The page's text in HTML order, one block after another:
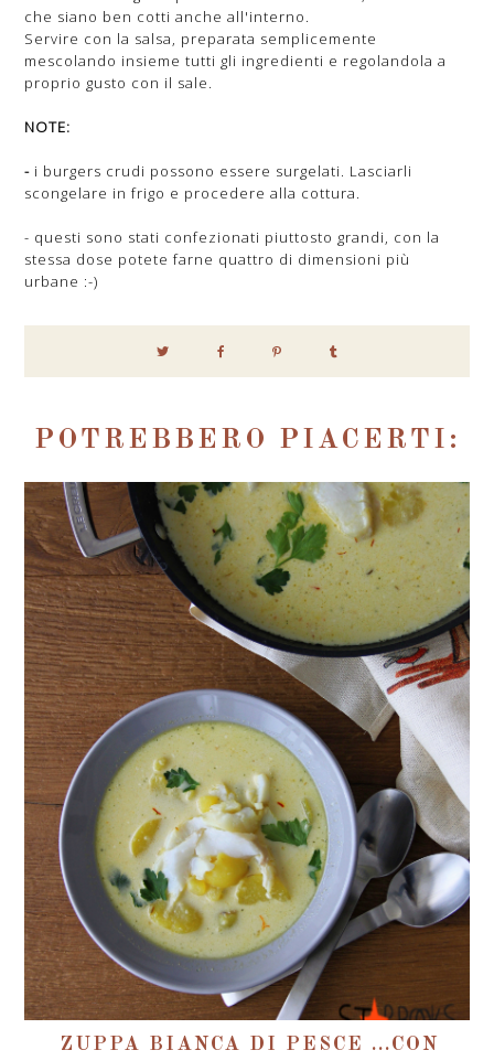
che siano ben cotti anche all'interno.
Servire con la salsa, preparata semplicemente
mescolando insieme tutti gli ingredienti e regolandola a
proprio gusto con il sale.
NOTE:
- i burgers crudi possono essere surgelati. Lasciarli
scongelare in frigo e procedere alla cottura.
- questi sono stati confezionati piuttosto grandi, con la
stessa dose potete farne quattro di dimensioni più
urbane :-)
POTREBBERO PIACERTI:
ZUPPA BIANCA DI PESCE ...CON